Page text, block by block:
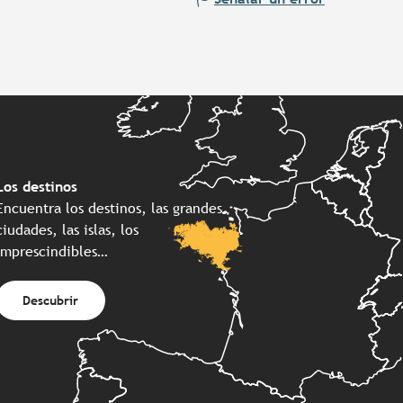
destinos
los destinos, las grandes
las islas, los
Descubrir